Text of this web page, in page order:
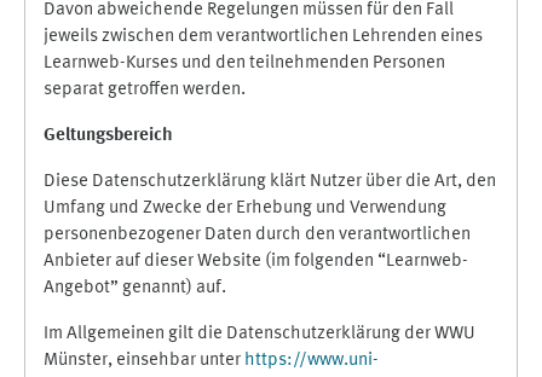
Davon abweichende Regelungen müssen für den Fall
jeweils zwischen dem verantwortlichen Lehrenden eines
Learnweb-Kurses und den teilnehmenden Personen
separat getroffen werden.
Geltungsbereich
Diese Datenschutzerklärung klärt Nutzer über die Art, den
Umfang und Zwecke der Erhebung und Verwendung
personenbezogener Daten durch den verantwortlichen
Anbieter auf dieser Website (im folgenden “Learnweb-
Angebot” genannt) auf.
Im Allgemeinen gilt die Datenschutzerklärung der WWU
Münster, einsehbar unter https://www.uni-